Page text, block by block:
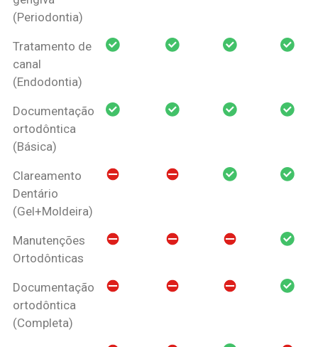
(Periodontia)
Tratamento de
canal
(Endodontia)
Documentação
ortodôntica
(Básica)
Clareamento
Dentário
(Gel+Moldeira)
Manutenções
Ortodônticas
Documentação
ortodôntica
(Completa)